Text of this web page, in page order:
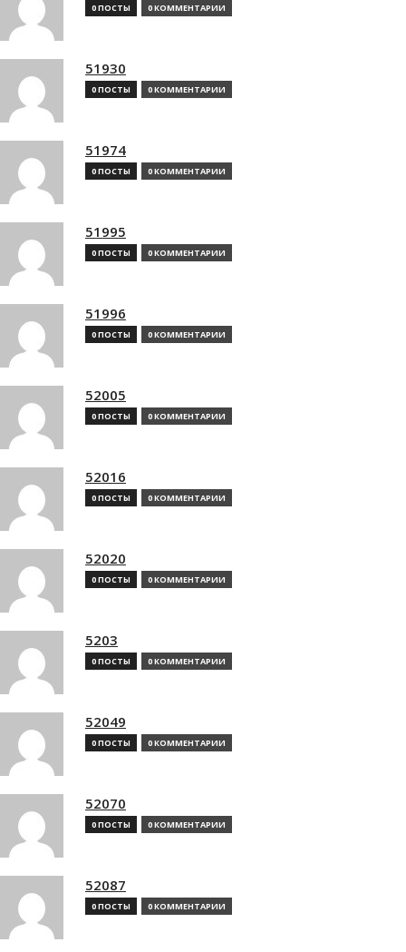
0 ПОСТЫ 0 КОММЕНТАРИИ
51930
0 ПОСТЫ 0 КОММЕНТАРИИ
51974
0 ПОСТЫ 0 КОММЕНТАРИИ
51995
0 ПОСТЫ 0 КОММЕНТАРИИ
51996
0 ПОСТЫ 0 КОММЕНТАРИИ
52005
0 ПОСТЫ 0 КОММЕНТАРИИ
52016
0 ПОСТЫ 0 КОММЕНТАРИИ
52020
0 ПОСТЫ 0 КОММЕНТАРИИ
5203
0 ПОСТЫ 0 КОММЕНТАРИИ
52049
0 ПОСТЫ 0 КОММЕНТАРИИ
52070
0 ПОСТЫ 0 КОММЕНТАРИИ
52087
0 ПОСТЫ 0 КОММЕНТАРИИ